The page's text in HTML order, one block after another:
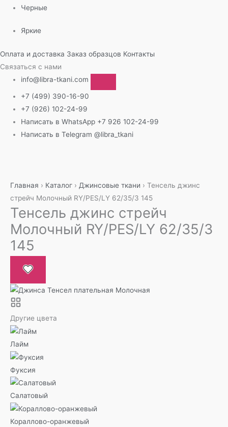
Черные
Яркие
Оплата и доставка Заказ образцов Контакты
Связаться с нами
info@libra-tkani.com
+7 (499) 390-16-90
+7 (926) 102-24-99
Написать в WhatsApp +7 926 102-24-99
Написать в Telegram @libra_tkani
содержимому
Главная › Каталог › Джинсовые ткани › Тенсель джинс
стрейч Молочный RY/PES/LY 62/35/3 145
Тенсель джинс стрейч
Молочный RY/PES/LY 62/35/3
145
Другие цвета
Лайм
Фуксия
Салатовый
Кораллово-оранжевый